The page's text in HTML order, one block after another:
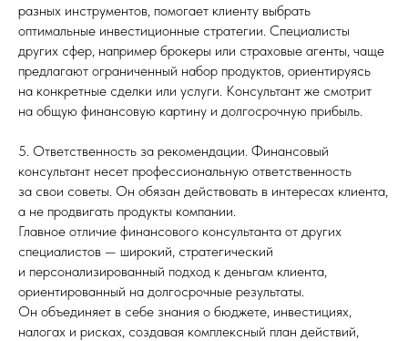
разных инструментов, помогает клиенту выбрать
оптимальные инвестиционные стратегии. Специалисты
других сфер, например брокеры или страховые агенты, чаще
предлагают ограниченный набор продуктов, ориентируясь
на конкретные сделки или услуги. Консультант же смотрит
на общую финансовую картину и долгосрочную прибыль.
5. Ответственность за рекомендации. Финансовый
консультант несет профессиональную ответственность
за свои советы. Он обязан действовать в интересах клиента,
а не продвигать продукты компании.
Главное отличие финансового консультанта от других
специалистов — широкий, стратегический
и персонализированный подход к деньгам клиента,
ориентированный на долгосрочные результаты.
Он объединяет в себе знания о бюджете, инвестициях,
налогах и рисках, создавая комплексный план действий,